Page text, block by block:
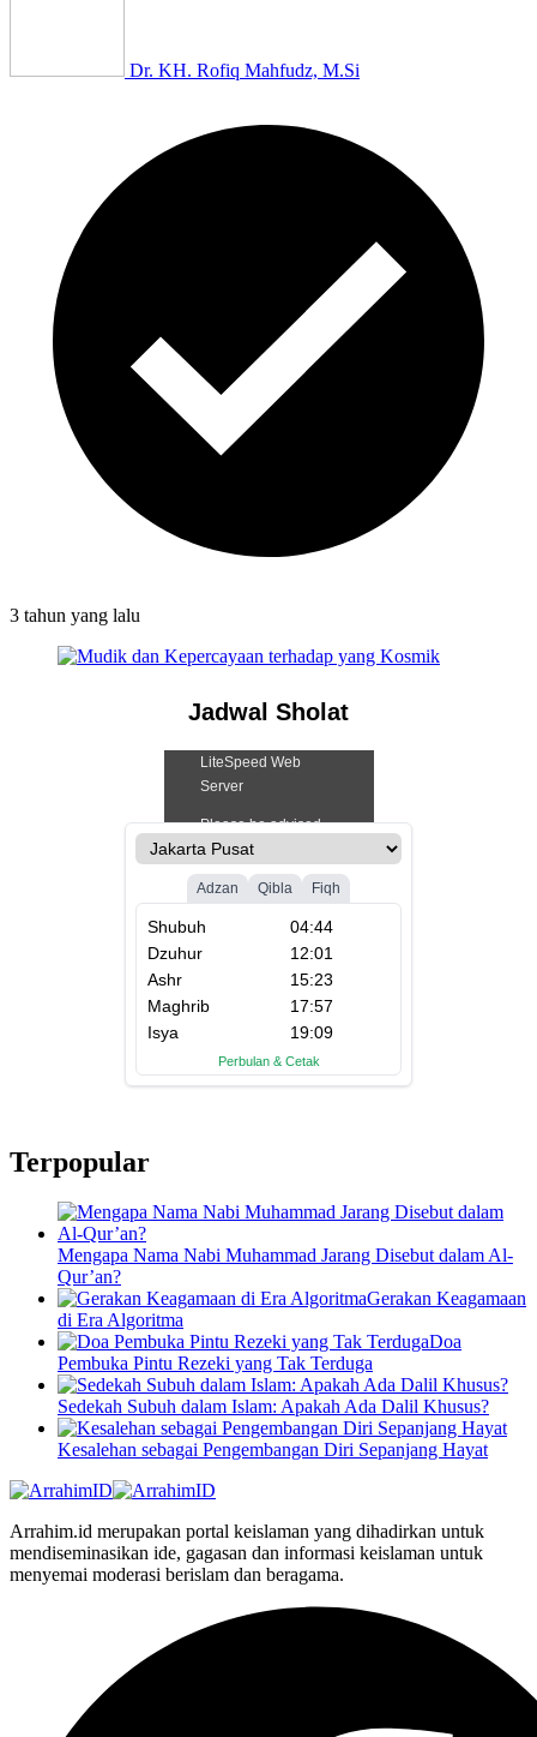
Dr. KH. Rofiq Mahfudz, M.Si
3 tahun yang lalu
Jadwal Sholat
Terpopular
Mengapa Nama Nabi Muhammad Jarang Disebut dalam Al-
Qur’an?
Gerakan Keagamaan
di Era Algoritma
Doa
Pembuka Pintu Rezeki yang Tak Terduga
Sedekah Subuh dalam Islam: Apakah Ada Dalil Khusus?
Kesalehan sebagai Pengembangan Diri Sepanjang Hayat
Arrahim.id merupakan portal keislaman yang dihadirkan untuk
mendiseminasikan ide, gagasan dan informasi keislaman untuk
menyemai moderasi berislam dan beragama.